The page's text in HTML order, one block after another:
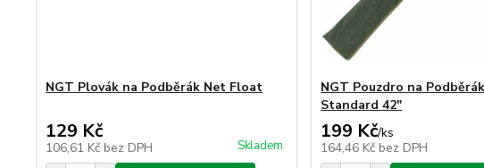
NGT Plovák na Podběrák Net Float
129 Kč
106,61 Kč bez DPH Skladem
NGT Pouzdro na
Standard 42"
199 Kč/ks
164,46 Kč bez DPH